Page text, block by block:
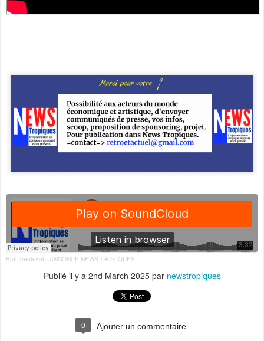
Brut Trentekat · ANNONCE-NEWS-TROPIQUES
Publié il y a 2nd March 2025par newstropiques
0 Ajouter un commentaire